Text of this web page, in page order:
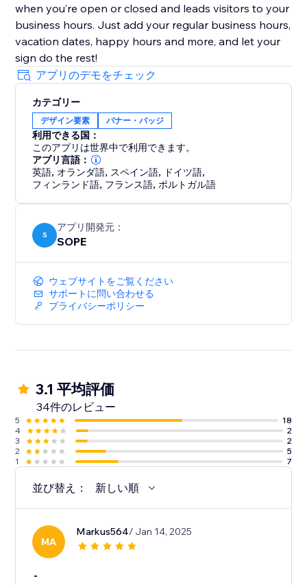
when you’re open or closed and leads visitors to your
business hours. Just add your regular business hours,
vacation dates, happy hours and more, and let your
sign do the rest!
アプリのデモをチェック
カテゴリー
デザイン要素 バナー・バッジ
利用できる国：
このアプリは世界中で利用できます。
アプリ言語：
英語, オランダ語, スペイン語, ドイツ語,
フィンランド語, フランス語, ポルトガル語
S
アプリ開発元：
SOPE
ウェブサイトをご覧ください
サポートに問い合わせる
プライバシーポリシー
3.1 平均評価
34件のレビュー
5
18
4
2
3
2
2
5
1
7
並び替え： 新しい順
MA
Markus564/ Jan 14, 2025
-